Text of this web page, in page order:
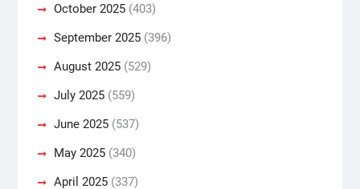
October 2025(403)
September 2025(396)
August 2025(529)
July 2025(559)
June 2025(537)
May 2025(340)
April 2025(337)